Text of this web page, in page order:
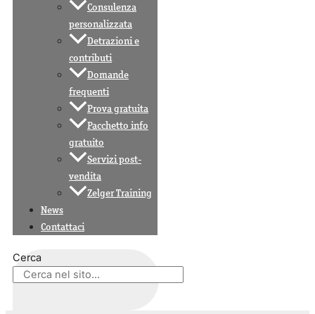
Consulenza
personalizzata
Detrazioni e
contributi
Domande
frequenti
Prova gratuita
Pacchetto info
gratuito
Servizi post-
vendita
Zelger Training
News
Contattaci
Cerca